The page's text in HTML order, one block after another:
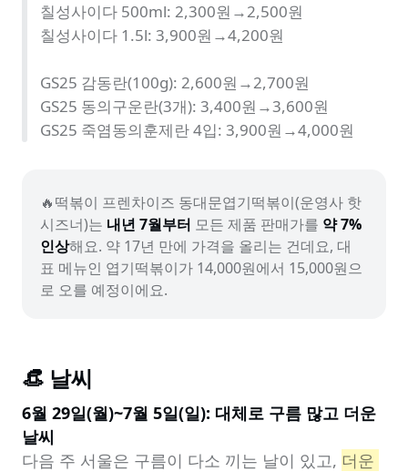
칠성사이다 500ml: 2,300원→2,500원
칠성사이다 1.5l: 3,900원→4,200원
GS25 감동란(100g): 2,600원→2,700원
GS25 동의구운란(3개): 3,400원→3,600원
GS25 죽염동의훈제란 4입: 3,900원→4,000원
🔥떡볶이 프렌차이즈 동대문엽기떡볶이(운영사 핫
시즈너)는 내년 7월부터 모든 제품 판매가를 약 7%
인상해요. 약 17년 만에 가격을 올리는 건데요, 대
표 메뉴인 엽기떡볶이가 14,000원에서 15,000원으
로 오를 예정이에요.
👒 날씨
6월 29일(월)~7월 5일(일): 대체로 구름 많고 더운
날씨
다음 주 서울은 구름이 다소 끼는 날이 있고, 더운